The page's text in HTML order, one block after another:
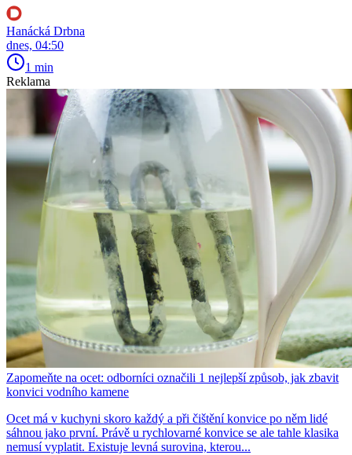
Hanácká Drbna
dnes, 04:50
1 min
Reklama
Zapomeňte na ocet: odborníci označili 1 nejlepší způsob, jak zbavit
konvici vodního kamene
Ocet má v kuchyni skoro každý a při čištění konvice po něm lidé
sáhnou jako první. Právě u rychlovarné konvice se ale tahle klasika
nemusí vyplatit. Existuje levná surovina, kterou...